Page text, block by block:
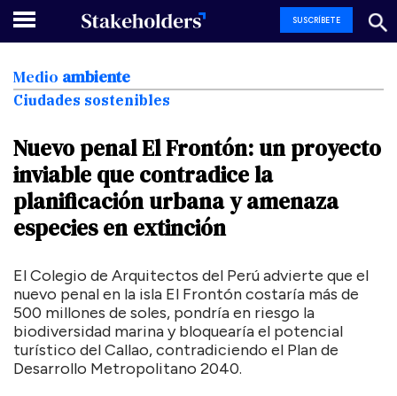
SUSCRÍBETE
Medio ambiente
Ciudades sostenibles
Nuevo penalElFrontón: un proyecto
inviable que contradicela
planificación urbanay amenaza
especies en extinción
El Colegio de Arquitectos del Perú advierte que el
nuevo penal en la isla El Frontón costaría más de
500 millones de soles, pondría en riesgo la
biodiversidad marina y bloquearía el potencial
turístico del Callao, contradiciendo el Plan de
Desarrollo Metropolitano 2040.